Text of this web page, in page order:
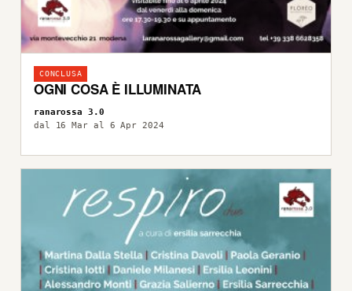
CONCLUSA
OGNI COSA È ILLUMINATA
ranarossa 3.0
dal 16 Mar al 6 Apr 2024